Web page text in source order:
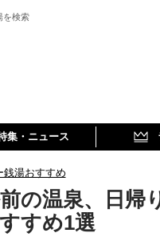
を検索
集・ニュース
銭湯おすすめ
の温泉、日帰
すめ1選